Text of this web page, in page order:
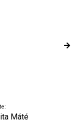
Máté